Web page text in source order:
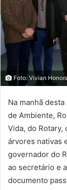
Foto: Vivian
Na manhã
de Ambiente,
Vida, do
árvores nativas
governador do
ao secretário e
documento